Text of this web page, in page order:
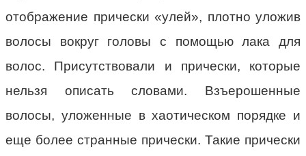
отображение прически «улей», плотно уложив
волосы вокруг головы с помощью лака для
волос. Присутствовали и прически, которые
нельзя описать словами. Взъерошенные
волосы, уложенные в хаотическом порядке и
еще более странные прически. Такие прически